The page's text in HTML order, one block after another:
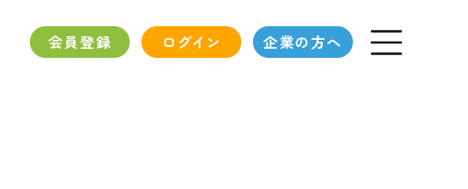
会員登録 ログイン 企業の方へ